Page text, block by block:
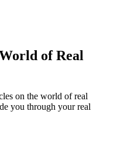
of Real
on the world of real
you through your real